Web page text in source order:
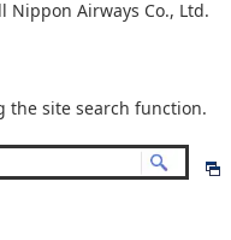
Nippon Airways Co., Ltd.
the site search function.